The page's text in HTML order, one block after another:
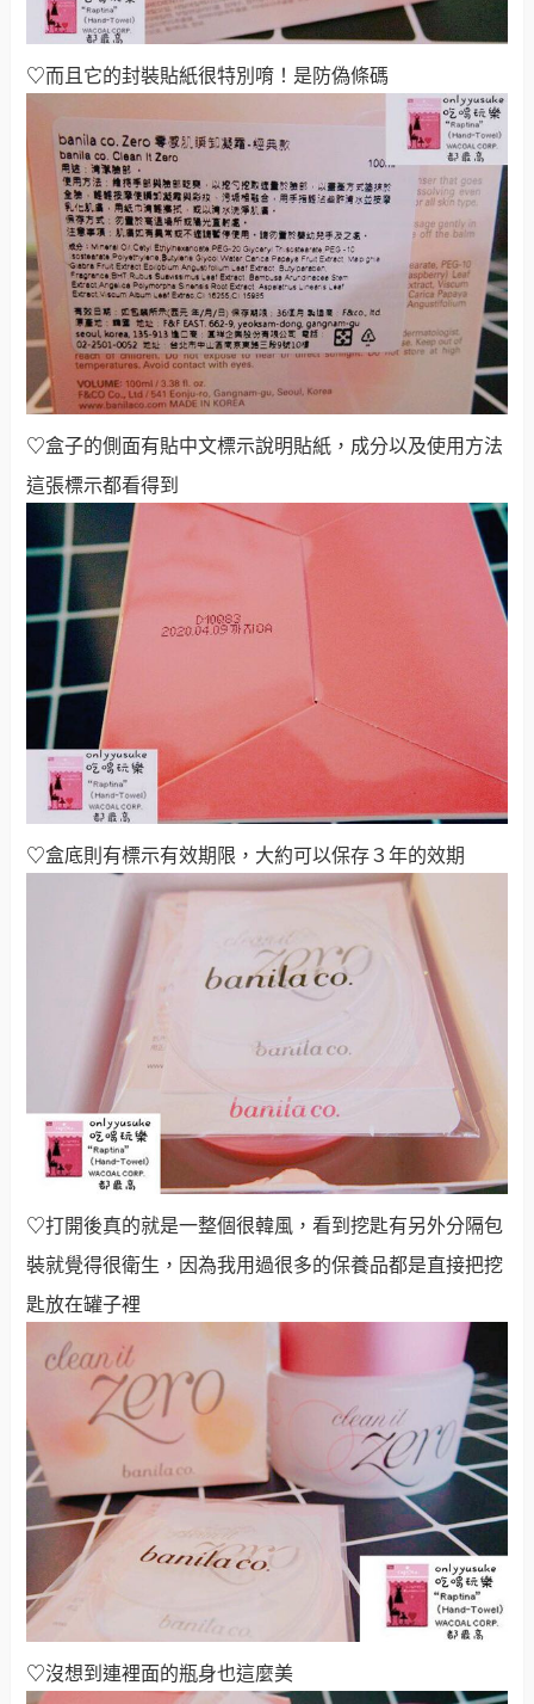
♡而且它的封裝貼紙很特別唷！是防偽條碼
♡盒子的側面有貼中文標示說明貼紙，成分以及使用方法
這張標示都看得到
♡盒底則有標示有效期限，大約可以保存３年的效期
♡打開後真的就是一整個很韓風，看到挖匙有另外分隔包
裝就覺得很衛生，因為我用過很多的保養品都是直接把挖
匙放在罐子裡
♡沒想到連裡面的瓶身也這麼美